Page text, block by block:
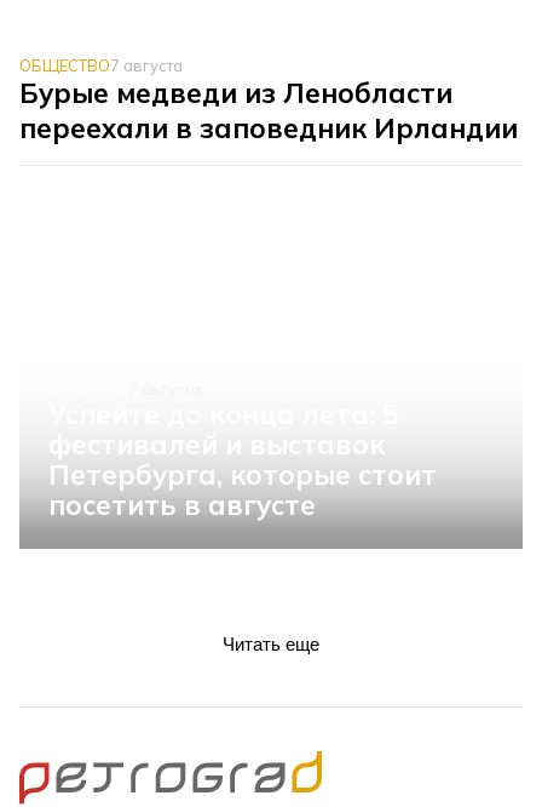
ОБЩЕСТВО7 августа
Бурые медведи из Ленобласти
переехали в заповедник Ирландии
Петербурга, которые стоит
посетить в августе
Читать еще